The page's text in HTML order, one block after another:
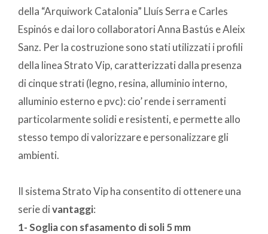
della “Arquiwork Catalonia” Lluís Serra e Carles
Espinós e dai loro collaboratori Anna Bastús e Aleix
Sanz. Per la costruzione sono stati utilizzati i profili
della linea Strato Vip, caratterizzati dalla presenza
di cinque strati (legno, resina, alluminio interno,
alluminio esterno e pvc): cio’ rende i serramenti
particolarmente solidi e resistenti, e permette allo
stesso tempo di valorizzare e personalizzare gli
ambienti.
Il sistema Strato Vip ha consentito di ottenere una
serie divantaggi:
1- Soglia con sfasamento di soli 5 mm